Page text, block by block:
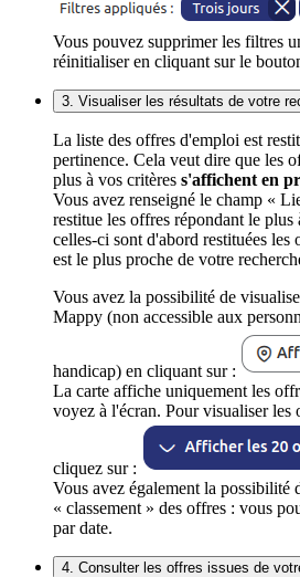
Vous pouvez supprimer les filtres
réinitialiser en cliquant sur le
3. Visualiser les résultats de votre
La liste des offres d'emploi est
pertinence. Cela veut dire que les
plus à vos critères s'affichent en
Vous avez renseigné le champ «
restitue les offres répondant le plus
celles-ci sont d'abord restituées
est le plus proche de votre
Vous avez la possibilité de
Mappy (non accessible aux
handicap) en cliquant sur :
La carte affiche uniquement les
voyez à l'écran. Pour visualiser les
cliquez sur :
Vous avez également la possibilité
« classement » des offres : vous
par date.
4. Consulter les offres issues de